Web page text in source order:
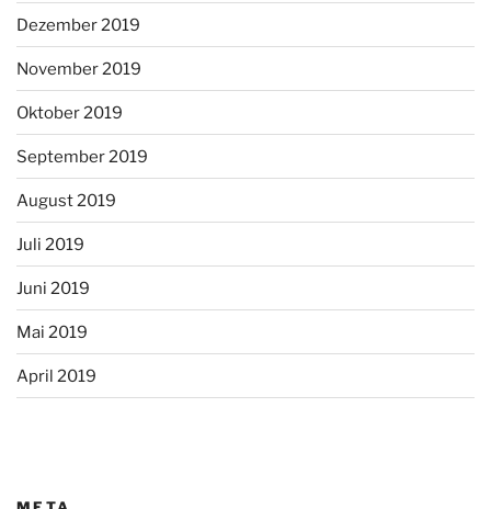
Dezember 2019
November 2019
Oktober 2019
September 2019
August 2019
Juli 2019
Juni 2019
Mai 2019
April 2019